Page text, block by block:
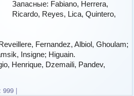
Запасные: Fabiano, Herrera,
Ricardo, Reyes, Lica, Quintero,
Fernandez, Albiol, Ghoulam;
Insigne; Higuain.
Henrique, Dzemaili, Pandev,
999 |